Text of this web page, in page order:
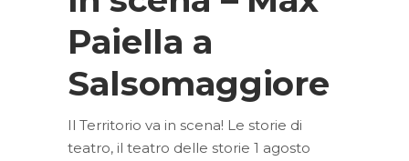
Paiella a
Salsomaggiore
Il Territorio va in scena! Le storie di
teatro, il teatro delle storie 1 agosto